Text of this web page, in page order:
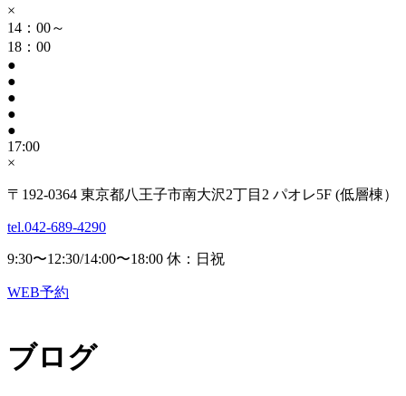
×
14：00～
18：00
●
●
●
●
●
17:00
×
〒192-0364 東京都八王子市南大沢2丁目2 パオレ5F (低層棟）
tel.042-689-4290
9:30〜12:30/14:00〜18:00 休：日祝
WEB予約
ブログ